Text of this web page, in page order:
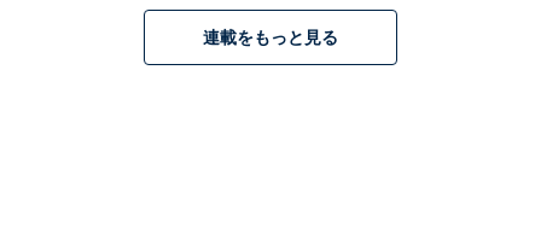
連載をもっと見る